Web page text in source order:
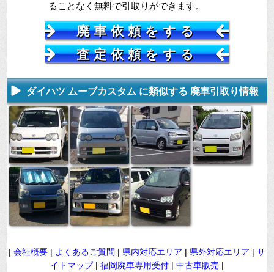
ることなく無料で引取りができます。
廃車依頼をする
査定依頼をする
ダイハツ ムーブカスタム に類似する 廃車引取り情報
| 会社概要 | よくあるご質問 | 県内対応エリア | 県外対応エリア | サ
イトマップ| 福岡廃車専用受付 | 中古車販売 |